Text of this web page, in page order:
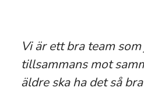
Vi är ett bra team
tillsammans mot
äldre ska ha det så